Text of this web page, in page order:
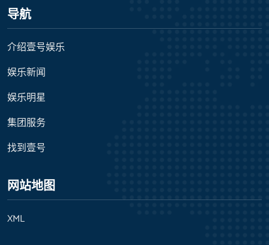
导航
介绍壹号娱乐
娱乐新闻
娱乐明星
集团服务
找到壹号
网站地图
XML